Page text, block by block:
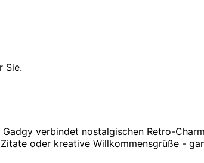
Sie.
verbindet nostalgischen Retro-
oder kreative Willkommensgrüße -